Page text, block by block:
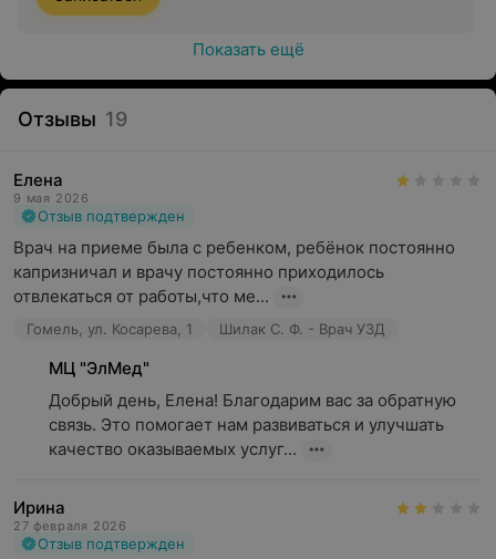
Показать ещё
Отзывы 19
Елена
9 мая 2026
Отзыв подтвержден
Врач на приеме была с ребенком, ребёнок постоянно
капризничал и врачу постоянно приходилось
отвлекаться от работы,что ме...
Гомель, ул. Косарева, 1 Шилак С. Ф. - Врач УЗД
МЦ "ЭлМед"
Добрый день, Елена! Благодарим вас за обратную
связь. Это помогает нам развиваться и улучшать
качество оказываемых услуг...
Ирина
27 февраля 2026
Отзыв подтвержден